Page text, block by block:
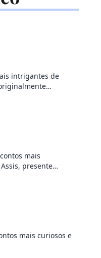
intrigantes de
mais
presente…
mais curiosos e